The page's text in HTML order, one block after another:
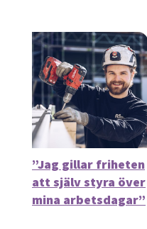
”Jag gillar friheten
att själv styra över
mina arbetsdagar”